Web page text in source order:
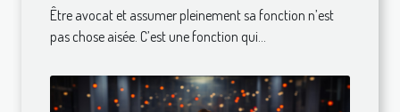
Être avocat et assumer pleinement sa fonction n’est
pas chose aisée. C’est une fonction qui...